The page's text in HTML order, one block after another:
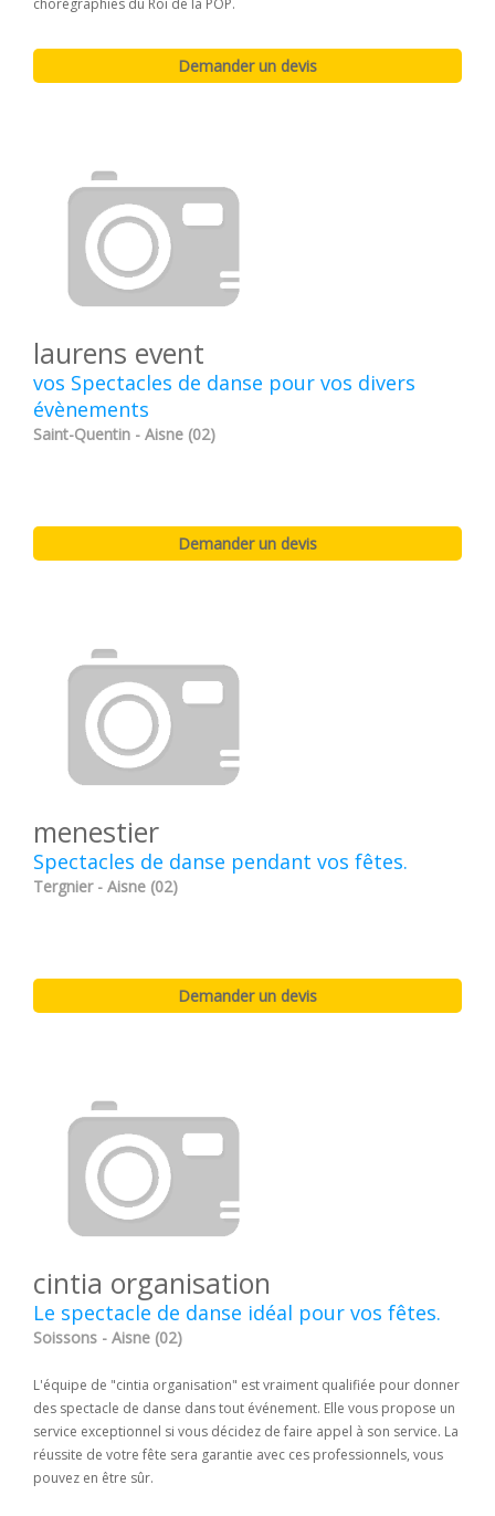
chorégraphies du Roi de la POP.
laurens event
vos Spectacles de danse pour vos divers
évènements
Saint-Quentin - Aisne (02)
menestier
Spectacles de danse pendant vos fêtes.
Tergnier - Aisne (02)
cintia organisation
Le spectacle de danse idéal pour vos fêtes.
Soissons - Aisne (02)
L'équipe de "cintia organisation" est vraiment qualifiée pour donner
des spectacle de danse dans tout événement. Elle vous propose un
service exceptionnel si vous décidez de faire appel à son service. La
réussite de votre fête sera garantie avec ces professionnels, vous
pouvez en être sûr.